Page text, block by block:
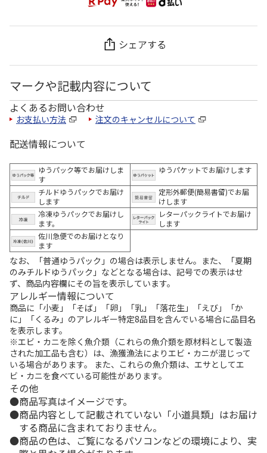
シェアする
マークや記載内容について
よくあるお問い合わせ
お支払い方法 注文のキャンセルについて
配送情報について
ゆうパック等でお届けしま
す
ゆうパケットでお届けします
チルドゆうパックでお届け
します
定形外郵便(簡易書留)でお届
けします
冷凍ゆうパックでお届けし
ます。
レターパックライトでお届け
します
佐川急便でのお届けとなり
ます
なお、「普通ゆうパック」の場合は表示しません。また、「夏期
のみチルドゆうパック」などとなる場合は、記号での表示はせ
ず、商品内容欄にその旨を表示しています。
アレルギー情報について
商品に「小麦」「そば」「卵」「乳」「落花生」「えび」「か
に」「くるみ」のアレルギー特定8品目を含んでいる場合に品目名
を表示します。
※エビ・カニを除く魚介類（これらの魚介類を原材料として製造
された加工品も含む）は、漁獲漁法によりエビ・カニが混じって
いる場合があります。 また、これらの魚介類は、エサとしてエ
ビ・カニを食べている可能性があります。
その他
商品写真はイメージです。
商品内容として記載されていない「小道具類」はお届け
する商品に含まれておりません。
商品の色は、ご覧になるパソコンなどの環境により、実